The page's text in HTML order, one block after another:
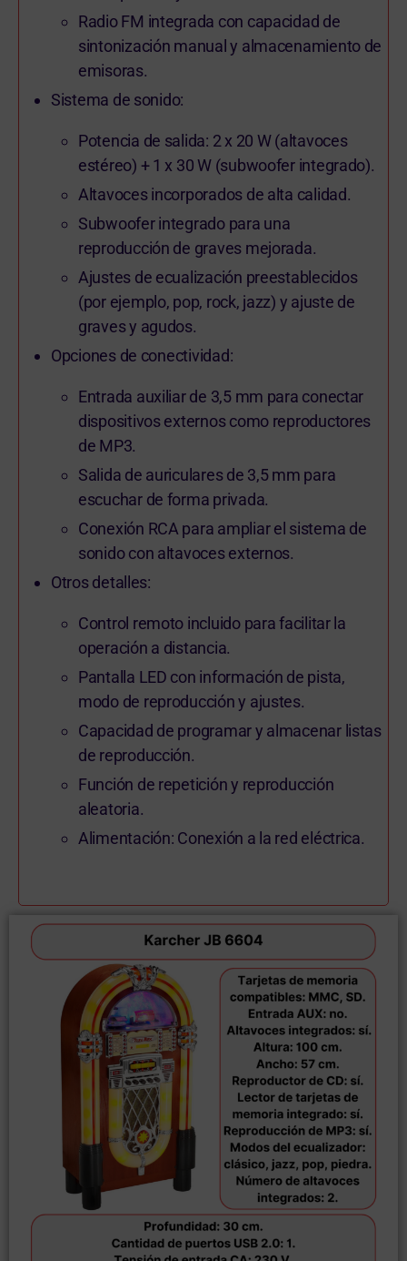
Radio FM integrada con capacidad de
sintonización manual y almacenamiento de
emisoras.
Sistema de sonido:
Potencia de salida: 2 x 20 W (altavoces
estéreo) + 1 x 30 W (subwoofer integrado).
Altavoces incorporados de alta calidad.
Subwoofer integrado para una
reproducción de graves mejorada.
Ajustes de ecualización preestablecidos
(por ejemplo, pop, rock, jazz) y ajuste de
graves y agudos.
Opciones de conectividad:
Entrada auxiliar de 3,5 mm para conectar
dispositivos externos como reproductores
de MP3.
Salida de auriculares de 3,5 mm para
escuchar de forma privada.
Conexión RCA para ampliar el sistema de
sonido con altavoces externos.
Otros detalles:
Control remoto incluido para facilitar la
operación a distancia.
Pantalla LED con información de pista,
modo de reproducción y ajustes.
Capacidad de programar y almacenar listas
de reproducción.
Función de repetición y reproducción
aleatoria.
Alimentación: Conexión a la red eléctrica.